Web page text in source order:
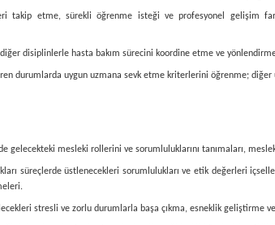
takip etme, sürekli öğrenme isteği ve profesyonel gelişim
disiplinlerle hasta bakım sürecini koordine etme ve
durumlarda uygun uzmana sevk etme kriterlerini öğrenme;
gelecekteki mesleki rollerini ve sorumluluklarını tanımaları,
süreçlerde üstlenecekleri sorumlulukları ve etik değerleri
stresli ve zorlu durumlarla başa çıkma, esneklik geliştirme